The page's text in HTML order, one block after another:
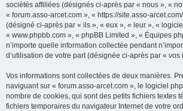
sociétés affiliées (désignés ci-après par « nous », «
« forum.asso-arcet.com », « https://site.asso-
(désigné ci-après par « ils », « eux », « leur », «
« www.phpbb.com », « phpBB Limited », « Équipes
n’importe quelle information collectée pendant
d’utilisation de votre part (désignée ci-après par « vos
Vos informations sont collectées de deux manières.
naviguant sur « forum.asso-arcet.com », le logiciel
nombre de cookies, qui sont des petits fichiers textes
fichiers temporaires du navigateur Internet de votre